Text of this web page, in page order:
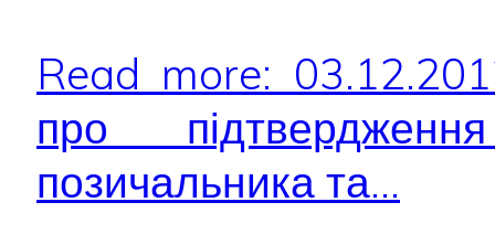
Read more:
про
позичальника та...